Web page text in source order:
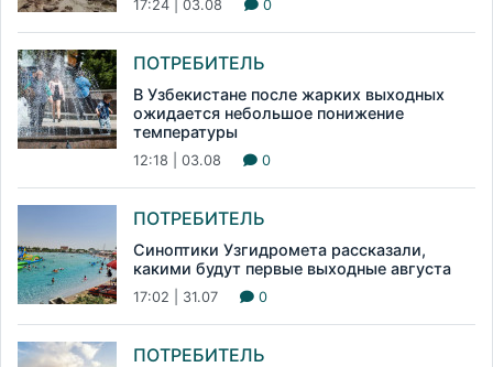
17:24 | 03.08 0
ПОТРЕБИТЕЛЬ
В Узбекистане после жарких выходных
ожидается небольшое понижение
температуры
12:18 | 03.08 0
ПОТРЕБИТЕЛЬ
Синоптики Узгидромета рассказали,
какими будут первые выходные августа
17:02 | 31.07 0
ПОТРЕБИТЕЛЬ